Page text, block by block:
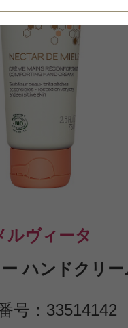
ルヴィータ
ハンドクリ
号：33514142